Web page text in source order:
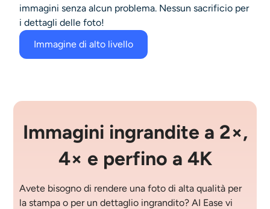
immagini senza alcun problema. Nessun sacrificio per
i dettagli delle foto!
Immagine di alto livello
Immagini ingrandite a 2×,
4× e perfino a 4K
Avete bisogno di rendere una foto di alta qualità per
la stampa o per un dettaglio ingrandito? AI Ease vi